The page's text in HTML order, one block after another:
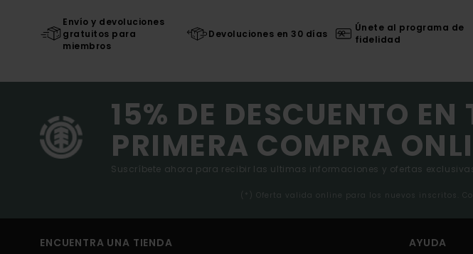
Envío y devoluciones
gratuitos para
miembros
Devoluciones en 30 días
Únete al programa de
fidelidad
15% DE DESCUENTO EN
PRIMERA COMPRA
Suscríbete ahora para recibir las ultimas informaciones y ofertas
(*) Oferta valida online para los nuevos inscritos.
ENCUENTRA UNA TIENDA AYUDA